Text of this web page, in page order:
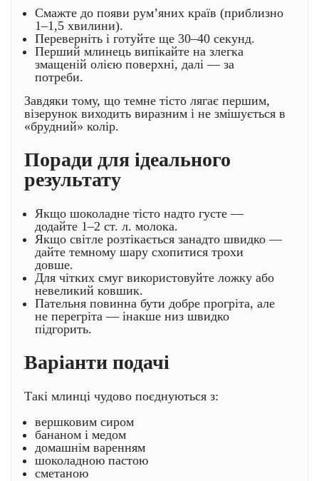
Смажте до появи рум’яних країв (приблизно
1–1,5 хвилини).
Переверніть і готуйте ще 30–40 секунд.
Перший млинець випікайте на злегка
змащеній олією поверхні, далі — за
потреби.
Завдяки тому, що темне тісто лягає першим,
візерунок виходить виразним і не змішується в
«брудний» колір.
Поради для ідеального
результату
Якщо шоколадне тісто надто густе —
додайте 1–2 ст. л. молока.
Якщо світле розтікається занадто швидко —
дайте темному шару схопитися трохи
довше.
Для чітких смуг використовуйте ложку або
невеликий ковшик.
Пательня повинна бути добре прогріта, але
не перегріта — інакше низ швидко
підгорить.
Варіанти подачі
Такі млинці чудово поєднуються з:
вершковим сиром
бананом і медом
домашнім варенням
шоколадною пастою
сметаною